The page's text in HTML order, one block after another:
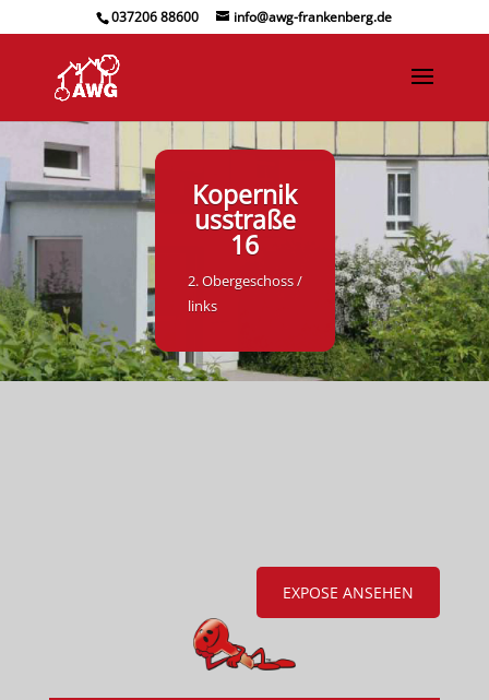
037206 88600 info@awg-frankenberg.de
Kopernik
usstraße
16
2. Obergeschoss /
links
EXPOSE ANSEHEN